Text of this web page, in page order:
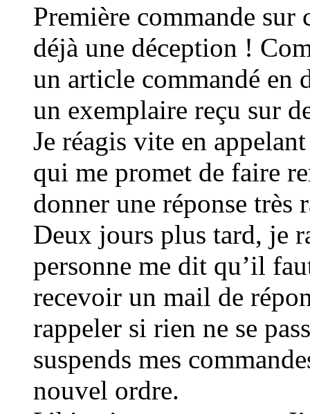
Première commande sur
déjà une déception !
un article commandé en
un exemplaire reçu sur
Je réagis vite en
qui me promet de faire
donner une réponse très
Deux jours plus tard, je
personne me dit qu’il
recevoir un mail de
rappeler si rien ne se
suspends mes
nouvel ordre.